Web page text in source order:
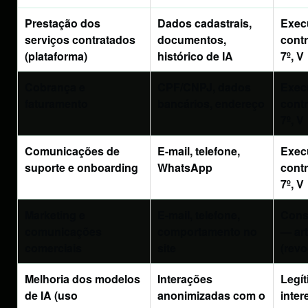
Prestação dos
serviços contratados
(plataforma)
Dados cadastrais,
documentos,
histórico de IA
7º, V
Comunicações de
suporte e onboarding
E-mail, telefone,
WhatsApp
7º, V
Melhoria dos modelos
de IA (uso
Interações
anonimizadas com o